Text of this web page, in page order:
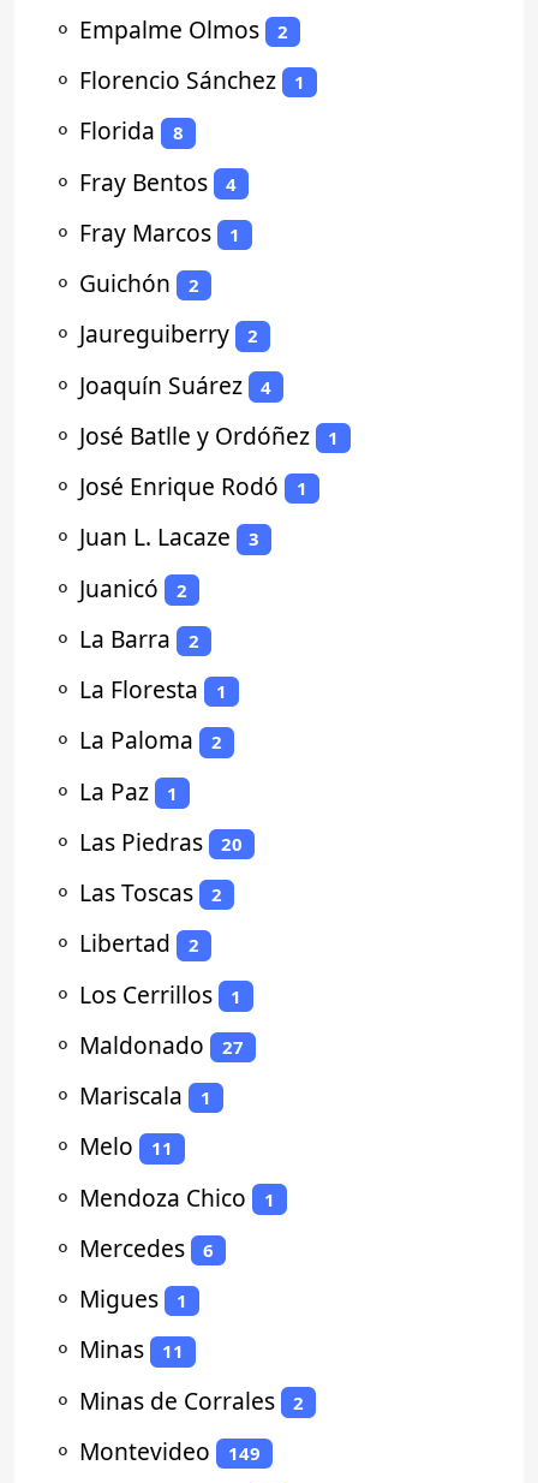
⚬ Empalme Olmos 2
⚬ Florencio Sánchez 1
⚬ Florida 8
⚬ Fray Bentos 4
⚬ Fray Marcos 1
⚬ Guichón 2
⚬ Jaureguiberry 2
⚬ Joaquín Suárez 4
⚬ José Batlle y Ordóñez 1
⚬ José Enrique Rodó 1
⚬ Juan L. Lacaze 3
⚬ Juanicó 2
⚬ La Barra 2
⚬ La Floresta 1
⚬ La Paloma 2
⚬ La Paz 1
⚬ Las Piedras 20
⚬ Las Toscas 2
⚬ Libertad 2
⚬ Los Cerrillos 1
⚬ Maldonado 27
⚬ Mariscala 1
⚬ Melo 11
⚬ Mendoza Chico 1
⚬ Mercedes 6
⚬ Migues 1
⚬ Minas 11
⚬ Minas de Corrales 2
⚬ Montevideo 149